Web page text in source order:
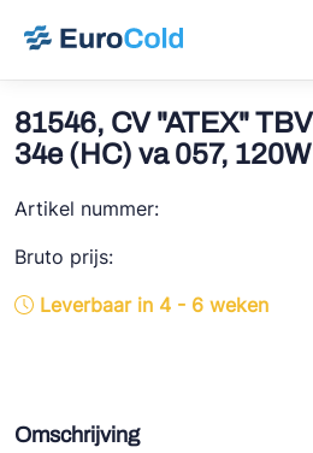
info@eurocold.nl
Merken
BOCK
REFFLEX®
Koudemiddelen
Diensten
Downloads
Nieuws
Over ons
81546, CV "ATEX"
34e (HC) va 057, 120W
Artikel nummer:
Bruto prijs:
Leverbaar in 4 - 6 weken
Omschrijving